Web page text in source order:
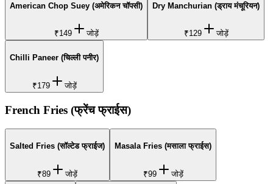
American Chop Suey (अमेरिकन चॉपसी)
₹149 जोड़ें
Dry Manchurian (ड्राय मंचूरियन)
₹129 जोड़ें
Chilli Paneer (चिल्ली पनीर)
₹179 जोड़ें
French Fries (फ्रेंच फ्राईस)
Salted Fries (सॉल्टेड फ्राईज)
₹89 जोड़ें
Masala Fries (मसाला फ्राईस)
₹99 जोड़ें